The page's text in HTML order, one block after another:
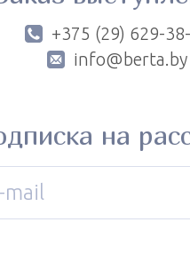
+375 (29) 629-
info@berta.by
на